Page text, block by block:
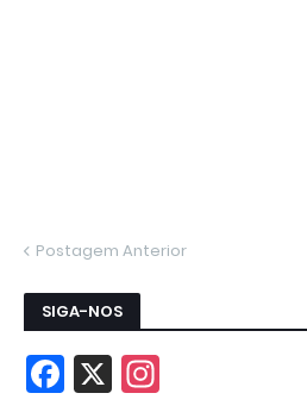
Postagem Anterior
SIGA-NOS